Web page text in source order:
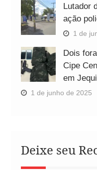
Lutador
ação
1 de
Dois
Cipe
em
1 de junho de 2025
Deixe seu